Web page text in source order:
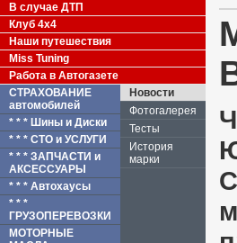
В случае ДТП
Клуб 4x4
Наши путешествия
Miss Tuning
Работа в Автогазете
СТРАХОВАНИЕ
автомобилей
* * * Шины и Диски
* * * СТО и УСЛУГИ
* * * ЗАПЧАСТИ и
АКСЕССУАРЫ
* * * Автохаусы
* * *
ГРУЗОПЕРЕВОЗКИ
МОТОРНЫЕ
Новости
Фотогалерея
Тесты
История
марки